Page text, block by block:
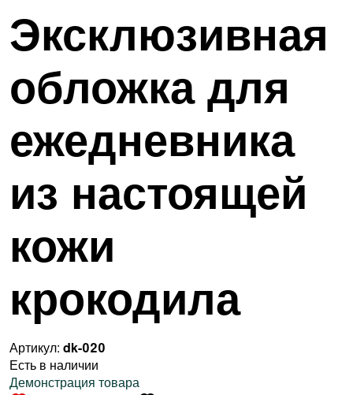
Эксклюзивная
обложка для
ежедневника
из настоящей
кожи
крокодила
Артикул: dk-020
Есть в наличии
Демонстрация товара